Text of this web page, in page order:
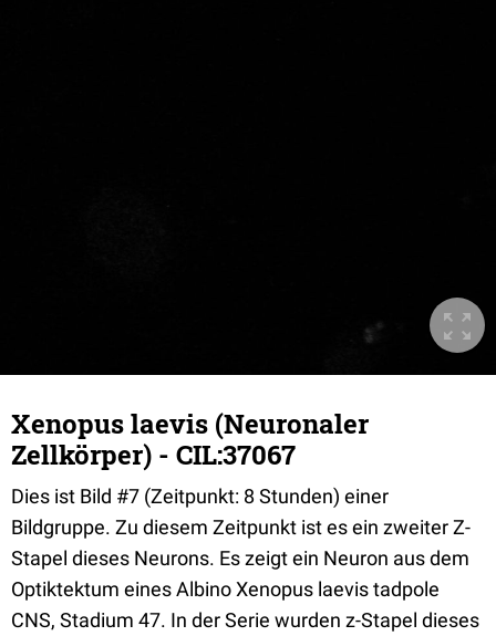
Xenopus laevis (Neuronaler
Zellkörper) - CIL:37067
Dies ist Bild #7 (Zeitpunkt: 8 Stunden) einer
Bildgruppe. Zu diesem Zeitpunkt ist es ein zweiter Z-
Stapel dieses Neurons. Es zeigt ein Neuron aus dem
Optiktektum eines Albino Xenopus laevis tadpole
CNS, Stadium 47. In der Serie wurden z-Stapel dieses